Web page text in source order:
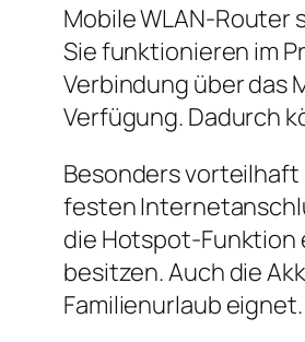
Mobile
Sie funktionieren im
Verbindung über das
Verfügung. Dadurch
Besonders
festen
die
besitzen. Auch die
Familienurlaub eignet.